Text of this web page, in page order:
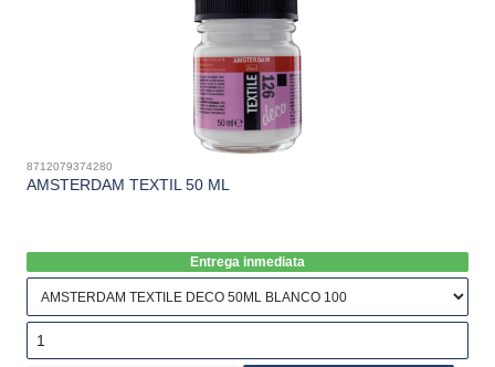
8712079374280
AMSTERDAM TEXTIL 50 ML
Entrega inmediata